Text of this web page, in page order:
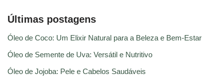
Últimas postagens
Óleo de Coco: Um Elixir Natural para a Beleza e Bem-Estar
Óleo de Semente de Uva: Versátil e Nutritivo
Óleo de Jojoba: Pele e Cabelos Saudáveis